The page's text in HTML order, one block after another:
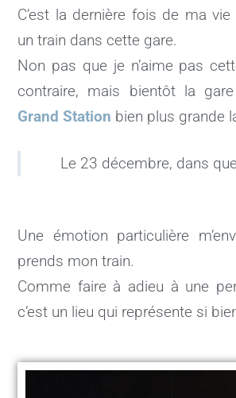
C’est la dernière fois de ma
un train dans cette gare.
Non pas que je n’aime pas
contraire, mais bientôt la
Grand Station bien plus grande
Le 23 décembre, dans
Une émotion particulière
prends mon train.
Comme faire à adieu à une
c’est un lieu qui représente si